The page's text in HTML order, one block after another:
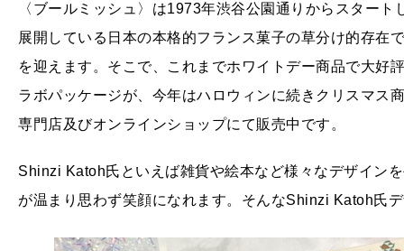
〈ブールミッシュ〉は1973年渋谷公園通りからスター
展開している日本の本格的フランス菓子の草分け的存在
を迎えます。そこで、これまでホワイトデー商品で大好
ラボパッケージが、今年はハロウィンに続きクリスマス
専門店及びオンラインショップにて販売中です。
Shinzi Katoh氏といえば雑貨や絵本など様々なデザイン
が温まり思わず笑顔になれます。そんなShinzi Katoh氏